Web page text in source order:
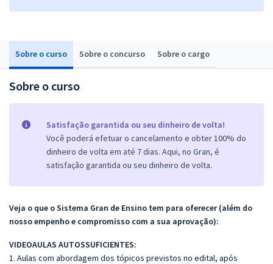
Sobre o curso Sobre o concurso Sobre o cargo
Sobre o curso
Satisfação garantida ou seu dinheiro de volta!
Você poderá efetuar o cancelamento e obter 100% do
dinheiro de volta em até 7 dias. Aqui, no Gran, é
satisfação garantida ou seu dinheiro de volta.
Veja o que o Sistema Gran de Ensino tem para oferecer (além do
nosso empenho e compromisso com a sua aprovação):
VIDEOAULAS AUTOSSUFICIENTES:
1. Aulas com abordagem dos tópicos previstos no edital, após